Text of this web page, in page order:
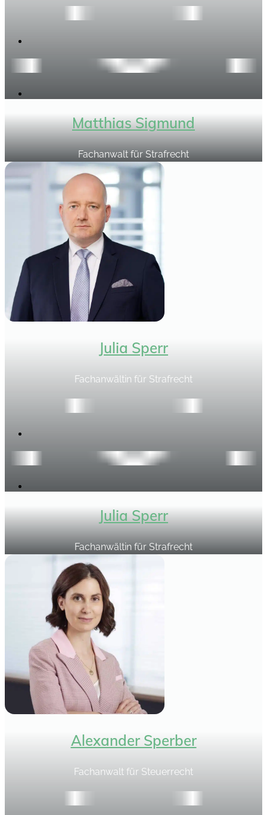
Matthias Sigmund
Fachanwalt für Strafrecht
Julia Sperr
Fachanwältin für Strafrecht
Julia Sperr
Fachanwältin für Strafrecht
Alexander Sperber
Fachanwalt für Steuerrecht